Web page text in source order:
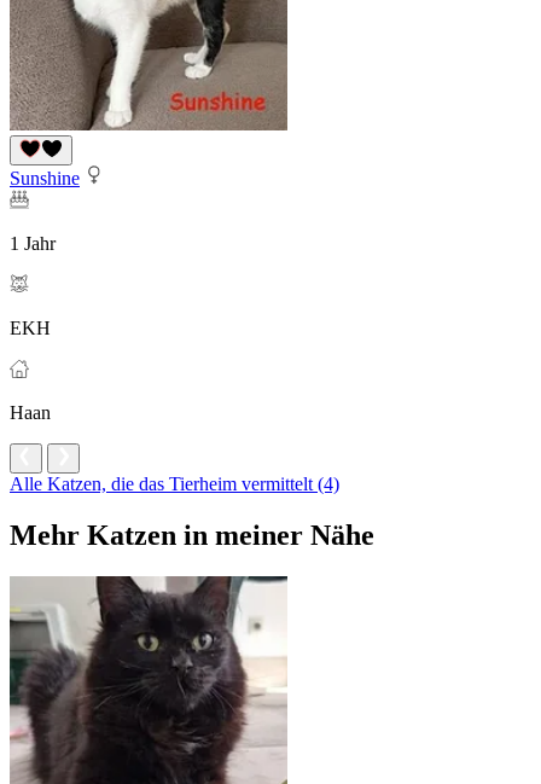
Sunshine
1 Jahr
EKH
Haan
Alle Katzen, die das Tierheim vermittelt (4)
Mehr Katzen in meiner Nähe